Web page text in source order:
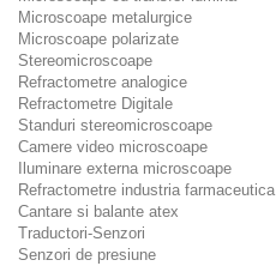
Microscoape metalurgice
Microscoape polarizate
Stereomicroscoape
Refractometre analogice
Refractometre Digitale
Standuri stereomicroscoape
Camere video microscoape
Iluminare externa microscoape
Refractometre industria farmaceutica
Cantare si balante atex
Traductori-Senzori
Senzori de presiune